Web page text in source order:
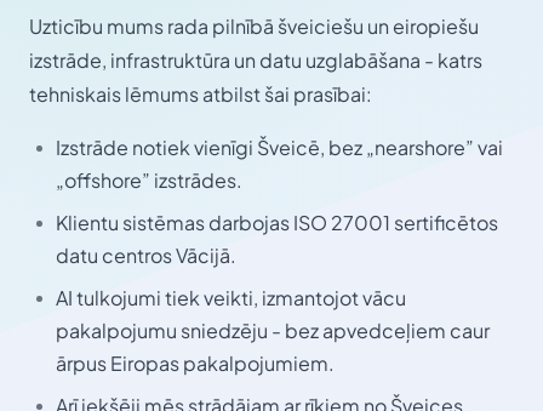
Uzticību mums rada pilnībā šveiciešu un eiropiešu
izstrāde, infrastruktūra un datu uzglabāšana - katrs
tehniskais lēmums atbilst šai prasībai:
Izstrāde notiek vienīgi Šveicē, bez „nearshore” vai
„offshore” izstrādes.
Klientu sistēmas darbojas ISO 27001 sertificētos
datu centros Vācijā.
AI tulkojumi tiek veikti, izmantojot vācu
pakalpojumu sniedzēju - bez apvedceļiem caur
ārpus Eiropas pakalpojumiem.
Arī iekšēji mēs strādājam ar rīkiem no Šveices,